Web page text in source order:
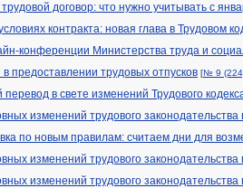
договор: что нужно учитывать с
контракта: новая глава в Трудовом
конференции Министерства труда и
предоставлении трудовых отпусков [№ 9
в свете изменений Трудового
изменений трудового законодательства
по новым правилам: считаем дни для
изменений трудового
изменений трудового законодательства